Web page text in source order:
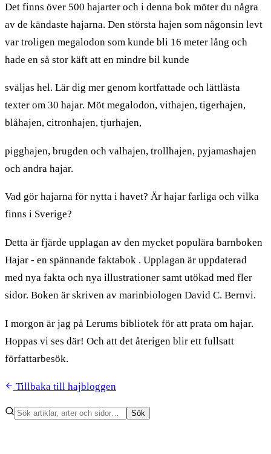
Det finns över 500 hajarter och i denna bok möter du några
av de kändaste hajarna. Den största hajen som någonsin levt
var troligen megalodon som kunde bli 16 meter lång och
hade en så stor käft att en mindre bil kunde
sväljas hel. Lär dig mer genom kortfattade och lättlästa
texter om 30 hajar. Möt megalodon, vithajen, tigerhajen,
blåhajen, citronhajen, tjurhajen,
pigghajen, brugden och valhajen, trollhajen, pyjamashajen
och andra hajar.
Vad gör hajarna för nytta i havet? Är hajar farliga och vilka
finns i Sverige?
Detta är fjärde upplagan av den mycket populära barnboken
Hajar - en spännande faktabok . Upplagan är uppdaterad
med nya fakta och nya illustrationer samt utökad med fler
sidor. Boken är skriven av marinbiologen David C. Bernvi.
I morgon är jag på Lerums bibliotek för att prata om hajar.
Hoppas vi ses där! Och att det återigen blir ett fullsatt
författarbesök.
Tillbaka till hajbloggen
Sök